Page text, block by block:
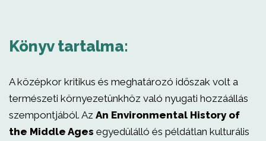
Könyv tartalma:
A középkor kritikus és meghatározó időszak volt a
természeti környezetünkhöz való nyugati hozzáállás
szempontjából. Az An Environmental History of
the Middle Ages egyedülálló és példátlan kulturális